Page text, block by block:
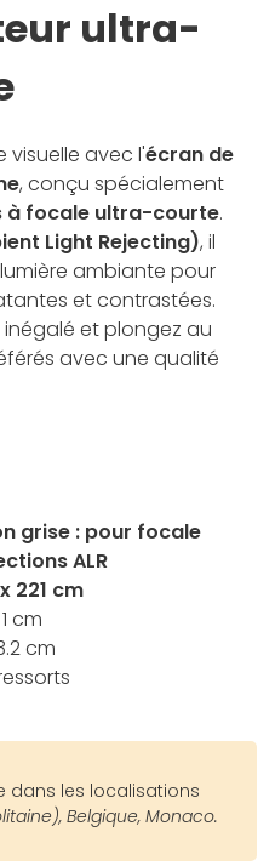
ultra-
visuelle avec l'écran de
, conçu spécialement
à focale ultra-courte.
Light Rejecting), il
ambiante pour
et contrastées.
et plongez au
avec une qualité
grise : pour focale
ALR
221 cm
cm
cm
dans les localisations
Belgique, Monaco.